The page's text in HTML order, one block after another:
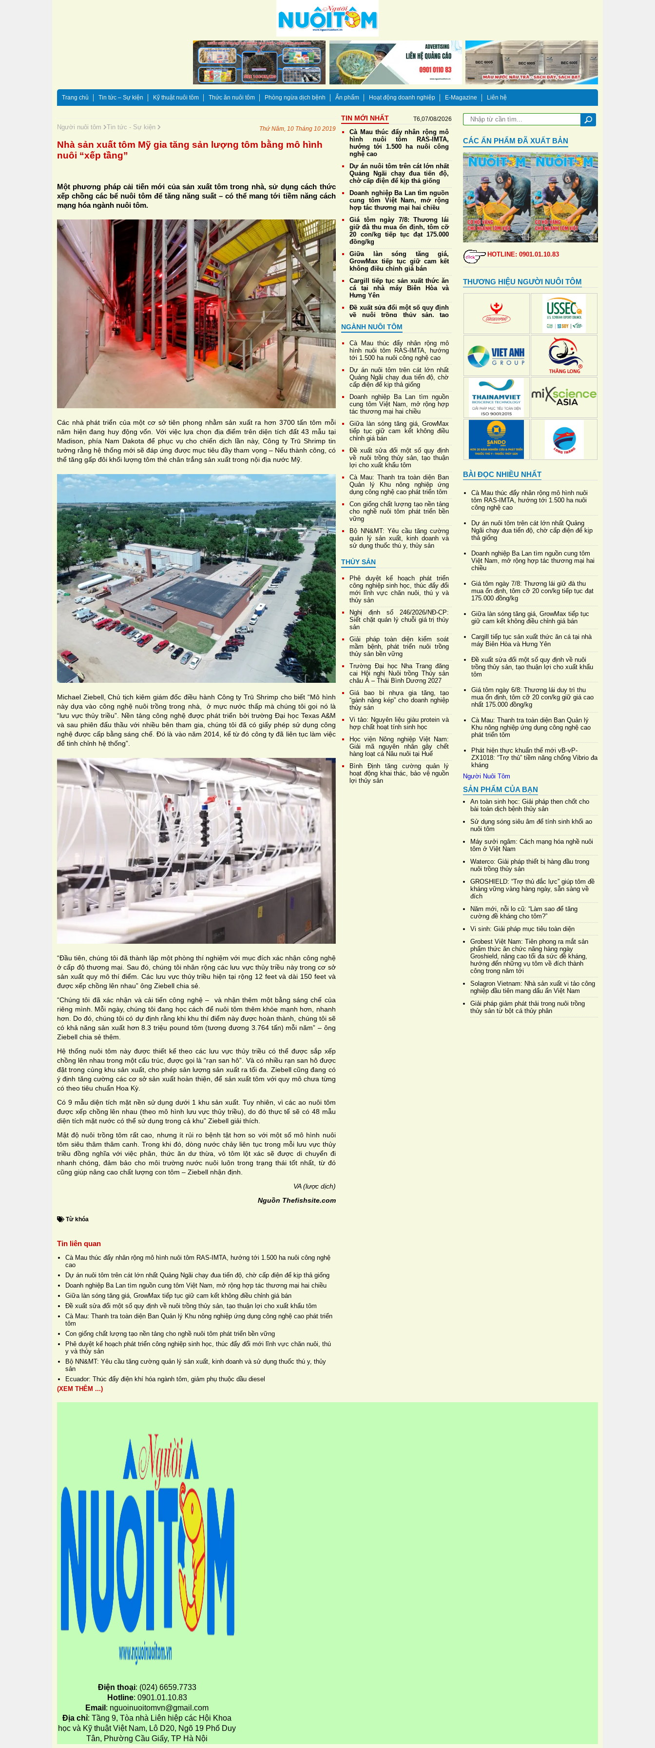
Trang chủ Tin tức – Sự kiện Kỹ thuật nuôi tôm Thức ăn nuôi tôm Phòng ngừa dịch bệnh Ấn phẩm Hoạt động doanh nghiệp E-Magazine Liên hệ
Người nuôi tôm Tin tức - Sự kiện Thứ Năm, 10 Tháng 10 2019
Nhà sản xuất tôm Mỹ gia tăng sản lượng tôm bằng mô hình
nuôi “xếp tầng”
Một phương pháp cải tiến mới của sản xuất tôm trong nhà, sử dụng cách thức
xếp chồng các bể nuôi tôm để tăng năng suất – có thể mang tới tiềm năng cách
mạng hóa ngành nuôi tôm.
Các nhà phát triển của một cơ sở tiên phong nhằm sản xuất ra hơn 3700 tấn tôm mỗi
năm hiện đang huy động vốn. Với việc lựa chọn địa điểm trên diện tích đất 43 mẫu tại
Madison, phía Nam Dakota để phục vụ cho chiến dịch lần này, Công ty Trū Shrimp tin
tưởng rằng hệ thống mới sẽ đáp ứng được mục tiêu đầy tham vọng – Nếu thành công, có
thể tăng gấp đôi khối lượng tôm thẻ chân trắng sản xuất trong nội địa nước Mỹ.
Michael Ziebell, Chủ tịch kiêm giám đốc điều hành Công tyTrū Shrimpcho biết “Mô hình
này dựa vào công nghệ nuôi trồng trong nhà, ở mực nước thấp mà chúng tôi gọi nó là
“lưu vực thủy triều”. Nền tảng công nghệ được phát triển bởi trường Đại học Texas A&M
và sau phiên đấu thầu với nhiều bên tham gia, chúng tôi đã có giấy phép sử dụng công
nghệ được cấp bằng sáng chế. Đó là vào năm 2014, kể từ đó công ty đã liên tục làm việc
để tinh chỉnh hệ thống”.
“Đầu tiên, chúng tôi đã thành lập một phòng thí nghiệm với mục đích xác nhận công nghệ
ở cấp độ thương mại. Sau đó, chúng tôi nhân rộng các lưu vực thủy triều này trong cơ sở
sản xuất quy mô thí điểm. Các lưu vực thủy triều hiện tại rộng 12 feet và dài 150 feet và
được xếp chồng lên nhau” ông Ziebell chia sẻ.
“Chúng tôi đã xác nhận và cải tiến công nghệ – và nhận thêm một bằng sáng chế của
riêng mình. Mỗi ngày, chúng tôi đang học cách để nuôi tôm thêm khỏe mạnh hơn, nhanh
hơn. Do đó, chúng tôi có dự định rằng khi khu thí điểm này được hoàn thành, chúng tôi sẽ
có khả năng sản xuất hơn 8.3 triệu pound tôm (tương đương 3.764 tấn) mỗi năm” – ông
Ziebell chia sẻ thêm.
Hệ thống nuôi tôm này được thiết kế theo các lưu vực thủy triều có thể được sắp xếp
chồng lên nhau trong một cấu trúc, được gọi là “rạn san hô”. Và có nhiều rạn san hô được
đặt trong cùng khu sản xuất, cho phép sản lượng sản xuất ra tối đa. Ziebell cũng đang có
ý định tăng cường các cơ sở sản xuất hoàn thiện, để sản xuất tôm với quy mô chưa từng
có theo tiêu chuẩn Hoa Kỳ.
Có 9 mẫu diện tích mặt nền sử dụng dưới 1 khu sản xuất. Tuy nhiên, vì các ao nuôi tôm
được xếp chồng lên nhau (theo mô hình lưu vực thủy triều), do đó thực tế sẽ có 48 mẫu
diện tích mặt nước có thể sử dụng trong cả khu” Ziebell giải thích.
Mật độ nuôi trồng tôm rất cao, nhưng ít rủi ro bệnh tật hơn so với một số mô hình nuôi
tôm siêu thâm thâm canh. Trong khi đó, dòng nước chảy liên tục trong mỗi lưu vực thủy
triều đồng nghĩa với việc phân, thức ăn dư thừa, vỏ tôm lột xác sẽ được di chuyển đi
nhanh chóng, đảm bảo cho môi trường nước nuôi luôn trong trạng thái tốt nhất, từ đó
cũng giúp nâng cao chất lượng con tôm – Ziebell nhận định.
VA (lược dịch)
Nguồn Thefishsite.com
Từ khóa
Tin liên quan
Cà Mau thúc đẩy nhân rộng mô hình nuôi tôm RAS-IMTA, hướng tới 1.500 ha nuôi công nghệ
cao
Dự án nuôi tôm trên cát lớn nhất Quảng Ngãi chạy đua tiến độ, chờ cấp điện để kịp thả giống
Doanh nghiệp Ba Lan tìm nguồn cung tôm Việt Nam, mở rộng hợp tác thương mại hai chiều
Giữa làn sóng tăng giá, GrowMax tiếp tục giữ cam kết không điều chỉnh giá bán
Đề xuất sửa đổi một số quy định về nuôi trồng thủy sản, tạo thuận lợi cho xuất khẩu tôm
Cà Mau: Thanh tra toàn diện Ban Quản lý Khu nông nghiệp ứng dụng công nghệ cao phát triển
tôm
Con giống chất lượng tạo nền tảng cho nghề nuôi tôm phát triển bền vững
Phê duyệt kế hoạch phát triển công nghiệp sinh học, thúc đẩy đổi mới lĩnh vực chăn nuôi, thú
y và thủy sản
Bộ NN&MT: Yêu cầu tăng cường quản lý sản xuất, kinh doanh và sử dụng thuốc thú y, thủy
sản
Ecuador: Thúc đẩy điện khí hóa ngành tôm, giảm phụ thuộc dầu diesel
(XEM THÊM ...)
TIN MỚI NHẤT T6,07/08/2026
Cà Mau thúc đẩy nhân rộng mô
hình nuôi tôm RAS-IMTA,
hướng tới 1.500 ha nuôi công
nghệ cao
Dự án nuôi tôm trên cát lớn nhất
Quảng Ngãi chạy đua tiến độ,
chờ cấp điện để kịp thả giống
Doanh nghiệp Ba Lan tìm nguồn
cung tôm Việt Nam, mở rộng
hợp tác thương mại hai chiều
Giá tôm ngày 7/8: Thương lái
giữ đà thu mua ổn định, tôm cỡ
20 con/kg tiếp tục đạt 175.000
đồng/kg
Giữa làn sóng tăng giá,
GrowMax tiếp tục giữ cam kết
không điều chỉnh giá bán
Cargill tiếp tục sản xuất thức ăn
cá tại nhà máy Biên Hòa và
Hưng Yên
Đề xuất sửa đổi một số quy định
về nuôi trồng thủy sản, tạo
thuận lợi cho xuất khẩu tôm
Giá tôm ngày 6/8: Thương lái
duy trì thu mua ổn định, tôm cỡ
20 con/kg giữ giá cao nhất
175.000 đồng/kg
Cà Mau: Thanh tra toàn diện Ban
Quản lý Khu nông nghiệp ứng
dụng công nghệ cao phát triển
tôm
Phát hiện thực khuẩn thể mới
vB-vP-ZX1018: “Trợ thủ” tiềm
năng chống Vibrio đa kháng
NGÀNH NUÔI TÔM
Cà Mau thúc đẩy nhân rộng mô
hình nuôi tôm RAS-IMTA, hướng
tới 1.500 ha nuôi công nghệ cao
Dự án nuôi tôm trên cát lớn nhất
Quảng Ngãi chạy đua tiến độ, chờ
cấp điện để kịp thả giống
Doanh nghiệp Ba Lan tìm nguồn
cung tôm Việt Nam, mở rộng hợp
tác thương mại hai chiều
Giữa làn sóng tăng giá, GrowMax
tiếp tục giữ cam kết không điều
chỉnh giá bán
Đề xuất sửa đổi một số quy định
về nuôi trồng thủy sản, tạo thuận
lợi cho xuất khẩu tôm
Cà Mau: Thanh tra toàn diện Ban
Quản lý Khu nông nghiệp ứng
dụng công nghệ cao phát triển tôm
Con giống chất lượng tạo nền tảng
cho nghề nuôi tôm phát triển bền
vững
Bộ NN&MT: Yêu cầu tăng cường
quản lý sản xuất, kinh doanh và
sử dụng thuốc thú y, thủy sản
THỦY SẢN
Phê duyệt kế hoạch phát triển
công nghiệp sinh học, thúc đẩy đổi
mới lĩnh vực chăn nuôi, thú y và
thủy sản
Nghị định số 246/2026/NĐ-CP:
Siết chặt quản lý chuỗi giá trị thủy
sản
Giải pháp toàn diện kiểm soát
mầm bệnh, phát triển nuôi trồng
thủy sản bền vững
Trường Đại học Nha Trang đăng
cai Hội nghị Nuôi trồng Thủy sản
châu Á – Thái Bình Dương 2027
Giá bao bì nhựa gia tăng, tạo
“gánh nặng kép” cho doanh nghiệp
thủy sản
Vi tảo: Nguyên liệu giàu protein và
hợp chất hoạt tính sinh học
Học viện Nông nghiệp Việt Nam:
Giải mã nguyên nhân gây chết
hàng loạt cá Nâu nuôi tại Huế
Bình Định tăng cường quản lý
hoạt động khai thác, bảo vệ nguồn
lợi thủy sản
CÁC ẤN PHẨM ĐÃ XUẤT BẢN
HOTLINE: 0901.01.10.83
THƯƠNG HIỆU NGƯỜI NUÔI TÔM
BÀI ĐỌC NHIỀU NHẤT
Cà Mau thúc đẩy nhân rộng mô hình nuôi
tôm RAS-IMTA, hướng tới 1.500 ha nuôi
công nghệ cao
Dự án nuôi tôm trên cát lớn nhất Quảng
Ngãi chạy đua tiến độ, chờ cấp điện để kịp
thả giống
Doanh nghiệp Ba Lan tìm nguồn cung tôm
Việt Nam, mở rộng hợp tác thương mại hai
chiều
Giá tôm ngày 7/8: Thương lái giữ đà thu
mua ổn định, tôm cỡ 20 con/kg tiếp tục đạt
175.000 đồng/kg
Giữa làn sóng tăng giá, GrowMax tiếp tục
giữ cam kết không điều chỉnh giá bán
Cargill tiếp tục sản xuất thức ăn cá tại nhà
máy Biên Hòa và Hưng Yên
Đề xuất sửa đổi một số quy định về nuôi
trồng thủy sản, tạo thuận lợi cho xuất khẩu
tôm
Giá tôm ngày 6/8: Thương lái duy trì thu
mua ổn định, tôm cỡ 20 con/kg giữ giá cao
nhất 175.000 đồng/kg
Cà Mau: Thanh tra toàn diện Ban Quản lý
Khu nông nghiệp ứng dụng công nghệ cao
phát triển tôm
Phát hiện thực khuẩn thể mới vB-vP-
ZX1018: “Trợ thủ” tiềm năng chống Vibrio đa
kháng
SẢN PHẨM CỦA BẠN
An toàn sinh học: Giải pháp then chốt cho
bài toán dịch bệnh thủy sản
Sử dụng sóng siêu âm để tính sinh khối ao
nuôi tôm
Máy sưởi ngâm: Cách mạng hóa nghề nuôi
tôm ở Việt Nam
Waterco: Giải pháp thiết bị hàng đầu trong
nuôi trồng thủy sản
GROSHIELD: “Trợ thủ đắc lực” giúp tôm đề
kháng vững vàng hàng ngày, sẵn sàng về
đích
Năm mới, nỗi lo cũ: “Làm sao để tăng
cường đề kháng cho tôm?”
Vi sinh: Giải pháp mục tiêu toàn diện
Grobest Việt Nam: Tiên phong ra mắt sản
phẩm thức ăn chức năng hàng ngày
Groshield, nâng cao tối đa sức đề kháng,
hướng đến những vụ tôm về đích thành
công trong năm tới
Solagron Vietnam: Nhà sản xuất vi tảo công
nghiệp đầu tiên mang dấu ấn Việt Nam
Giải pháp giảm phát thải trong nuôi trồng
thủy sản từ bột cá thủy phân
Điện thoại: (024) 6659.7733
Hotline: 0901.01.10.83
Email : nguoinuoitomvn@gmail.com
Địa chỉ: Tầng 9, Tòa nhà Liên hiệp các Hội Khoa
học và Kỹ thuật Việt Nam, Lô D20, Ngõ 19 Phố Duy
Tân, Phường Cầu Giấy, TP Hà Nội